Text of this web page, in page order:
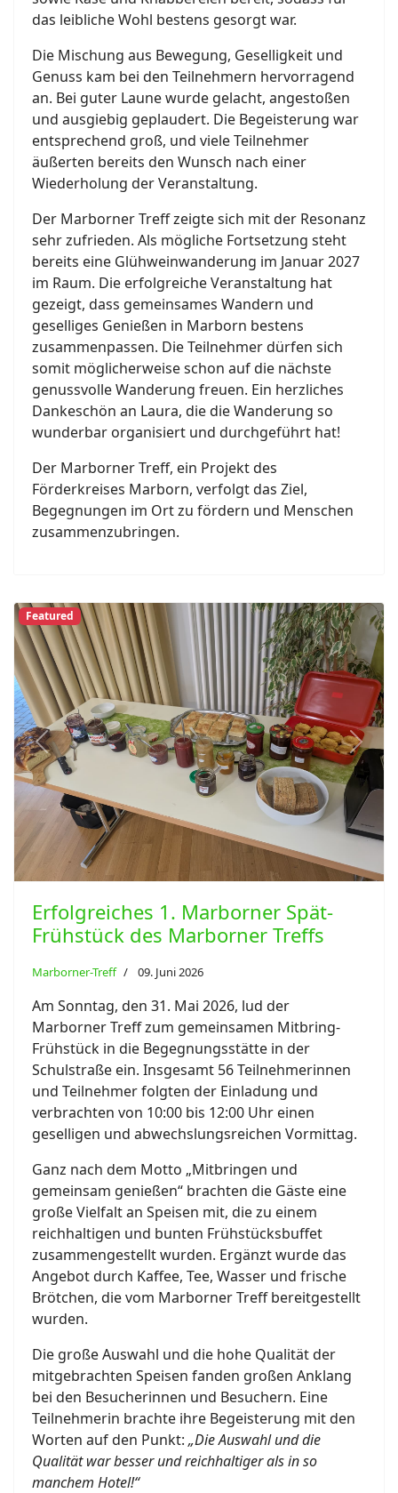
das leibliche Wohl bestens gesorgt war.
Die Mischung aus Bewegung, Geselligkeit und
Genuss kam bei den Teilnehmern hervorragend
an. Bei guter Laune wurde gelacht, angestoßen
und ausgiebig geplaudert. Die Begeisterung war
entsprechend groß, und viele Teilnehmer
äußerten bereits den Wunsch nach einer
Wiederholung der Veranstaltung.
Der Marborner Treff zeigte sich mit der Resonanz
sehr zufrieden. Als mögliche Fortsetzung steht
bereits eine Glühweinwanderung im Januar 2027
im Raum. Die erfolgreiche Veranstaltung hat
gezeigt, dass gemeinsames Wandern und
geselliges Genießen in Marborn bestens
zusammenpassen. Die Teilnehmer dürfen sich
somit möglicherweise schon auf die nächste
genussvolle Wanderung freuen. Ein herzliches
Dankeschön an Laura, die die Wanderung so
wunderbar organisiert und durchgeführt hat!
Der Marborner Treff, ein Projekt des
Förderkreises Marborn, verfolgt das Ziel,
Begegnungen im Ort zu fördern und Menschen
zusammenzubringen.
Previous Next
Featured
Erfolgreiches 1. Marborner Spät-
Frühstück des Marborner Treffs
Marborner-Treff 09. Juni 2026
Am Sonntag, den 31. Mai 2026, lud der
Marborner Treff zum gemeinsamen Mitbring-
Frühstück in die Begegnungsstätte in der
Schulstraße ein. Insgesamt 56 Teilnehmerinnen
und Teilnehmer folgten der Einladung und
verbrachten von 10:00 bis 12:00 Uhr einen
geselligen und abwechslungsreichen Vormittag.
Ganz nach dem Motto „Mitbringen und
gemeinsam genießen“ brachten die Gäste eine
große Vielfalt an Speisen mit, die zu einem
reichhaltigen und bunten Frühstücksbuffet
zusammengestellt wurden. Ergänzt wurde das
Angebot durch Kaffee, Tee, Wasser und frische
Brötchen, die vom Marborner Treff bereitgestellt
wurden.
Die große Auswahl und die hohe Qualität der
mitgebrachten Speisen fanden großen Anklang
bei den Besucherinnen und Besuchern. Eine
Teilnehmerin brachte ihre Begeisterung mit den
Worten auf den Punkt: „Die Auswahl und die
Qualität war besser und reichhaltiger als in so
manchem Hotel!“